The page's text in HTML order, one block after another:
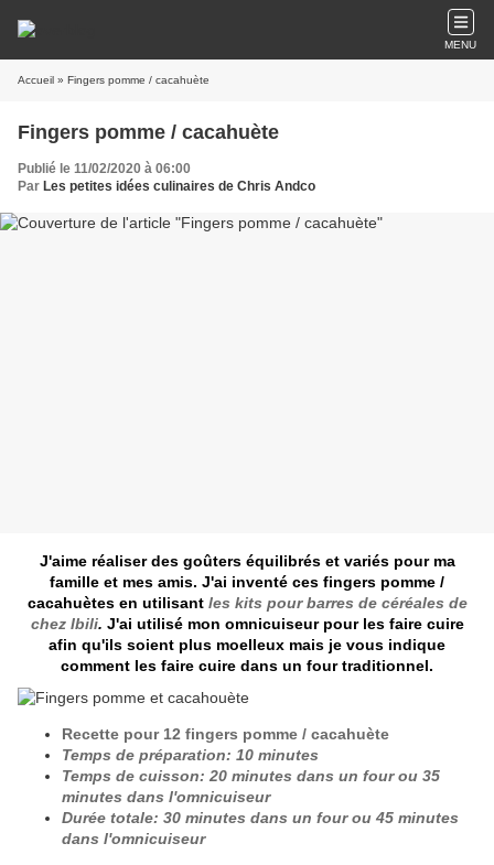
MENU
Accueil » Fingers pomme / cacahuète
Fingers pomme / cacahuète
Publié le 11/02/2020 à 06:00
Par Les petites idées culinaires de Chris Andco
J'aime réaliser des goûters équilibrés et variés pour ma
famille et mes amis. J'ai inventé ces fingers pomme /
cacahuètes en utilisant les kits pour barres de céréales de
chez Ibili. J'ai utilisé mon omnicuiseur pour les faire cuire
afin qu'ils soient plus moelleux mais je vous indique
comment les faire cuire dans un four traditionnel.
Recette pour 12 fingers pomme / cacahuète
Temps de préparation: 10 minutes
Temps de cuisson: 20 minutes dans un four ou 35
minutes dans l'omnicuiseur
Durée totale: 30 minutes dans un four ou 45 minutes
dans l'omnicuiseur